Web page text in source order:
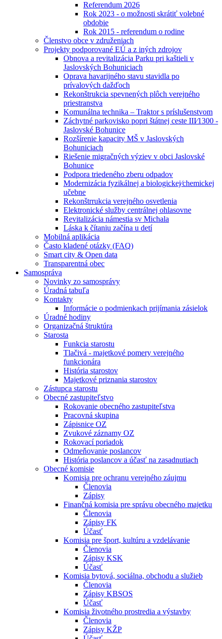
Referendum 2026
Rok 2023 - o možnosti skrátiť volebné
obdobie
Rok 2015 - referendum o rodine
Členstvo obce v združeniach
Projekty podporované EÚ a z iných zdrojov
Obnova a revitalizácia Parku pri kaštieli v
Jaslovských Bohuniciach
Oprava havarijného stavu stavidla po
prívalových dažďoch
Rekonštrukcia spevnených plôch verejného
priestranstva
Komunálna technika – Traktor s príslušenstvom
Záchytné parkovisko popri štátnej ceste III⁄1300 -
Jaslovské Bohunice
Rozšírenie kapacity MŠ v Jaslovských
Bohuniciach
Riešenie migračných výziev v obci Jaslovské
Bohunice
Podpora triedeného zberu odpadov
Modernizácia fyzikálnej a biologickej⁄chemickej
učebne
Rekonštrrukcia verejného osvetlenia
Elektronické služby centrálnej ohlasovne
Revitalizácia námestia sv Michala
Láska k čítaniu začína u detí
Mobilná aplikácia
Často kladené otázky (FAQ)
Smart city & Open data
Transparentná obec
Samospráva
Novinky zo samosprávy
Úradná tabuľa
Kontakty
Informácie o podmienkach prijímania zásielok
Úradné hodiny
Organizačná štruktúra
Starosta
Funkcia starostu
Tlačivá - majetkové pomery verejného
funkcionára
História starostov
Majetkové priznania starostov
Zástupca starostu
Obecné zastupiteľstvo
Rokovanie obecného zastupiteľstva
Pracovná skupina
Zápisnice OZ
Zvukové záznamy OZ
Rokovací poriadok
Odmeňovanie poslancov
História poslancov a účasť na zasadnutiach
Obecné komisie
Komisia pre ochranu verejného záujmu
Členovia
Zápisy
Finančná komisia pre správu obecného majetku
Členovia
Zápisy FK
Účasť
Komisia pre šport, kultúru a vzdelávanie
Členovia
Zápisy KSK
Účasť
Komisia bytová, sociálna, obchodu a služieb
Členovia
Zápisy KBSOS
Účasť
Komisia životného prostredia a výstavby
Členovia
Zápisy KŽP